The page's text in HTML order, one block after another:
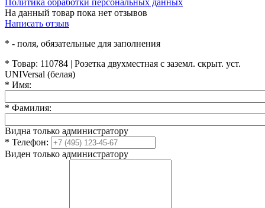
На данный товар пока нет отзывов
Написать отзыв
* - поля, обязательные для заполнения
* Товар: 110784 | Розетка двухместная с заземл. скрыт. уст.
UNIVersal (белая)
* Имя:
* Фамилия:
Видна только администратору
* Телефон:
Виден только администратору